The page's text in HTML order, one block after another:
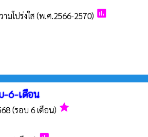
มโปร่งใส (พ.ศ.2566-2570) poll
-6-เดือน
(รอบ 6 เดือน) grade